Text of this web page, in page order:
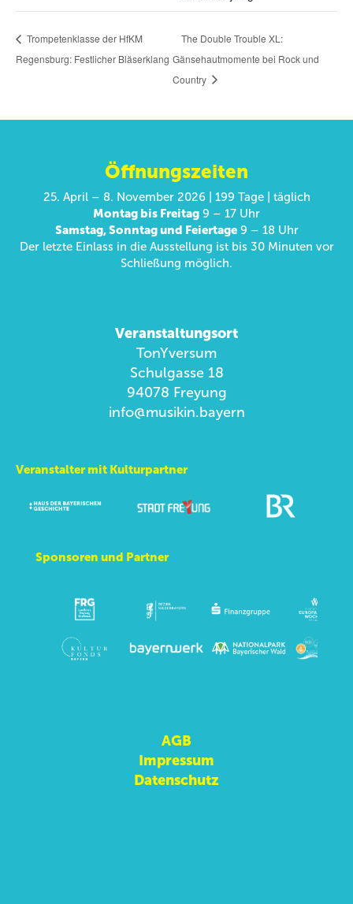
Trompetenklasse der HfKM
Regensburg: Festlicher Bläserklang
The Double Trouble XL:
Gänsehautmomente bei Rock und
Country
Öffnungszeiten
25. April – 8. November 2026 | 199 Tage | täglich
Montag bis Freitag 9 – 17 Uhr
Samstag, Sonntag und Feiertage9 – 18 Uhr
Der letzte Einlass in die Ausstellung ist bis 30 Minuten vor
Schließung möglich.
Veranstaltungsort
TonYversum
Schulgasse 18
94078 Freyung
info@musikin.bayern
Veranstalter mit Kulturpartner
Sponsoren und Partner
AGB
Impressum
Datenschutz